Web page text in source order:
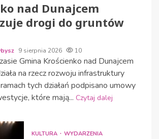
nad Dunajcem
drogi do gruntów
9 sierpnia 2026 10
Gmina Krościenko nad Dunajcem
na rzecz rozwoju infrastruktury
tych działań podpisano umowy
które mają... Czytaj dalej
KULTURA WYDARZENIA